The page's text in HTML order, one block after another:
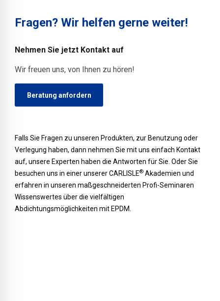
Fragen? Wir helfen gerne weiter!
Nehmen Sie jetzt Kontakt auf
Wir freuen uns, von Ihnen zu hören!
Beratung anfordern
Falls Sie Fragen zu unseren Produkten, zur Benutzung oder
Verlegung haben, dann nehmen Sie mit uns einfach Kontakt
auf, unsere Experten haben die Antworten für Sie. Oder Sie
besuchen uns in einer unserer CARLISLE® Akademien und
erfahren in unseren maßgeschneiderten Profi-Seminaren
Wissenswertes über die vielfältigen
Abdichtungsmöglichkeiten mit EPDM.